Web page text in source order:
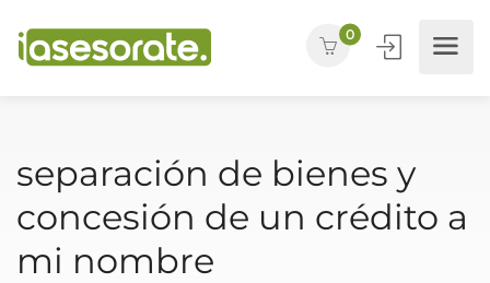
0
separación de bienes y
concesión de un crédito a
mi nombre